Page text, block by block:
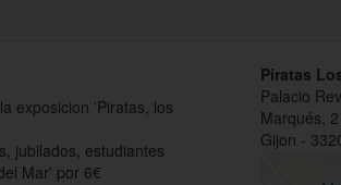
exposicion 'Piratas, los
jubilados, estudiantes
Mar' por 6€
Piratas
Palacio
Marqués, 2
Gijon -